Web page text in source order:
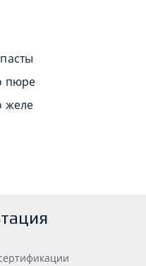
пюре
желе